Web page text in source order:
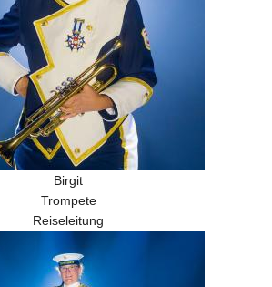
Birgit
Trompete
Reiseleitung